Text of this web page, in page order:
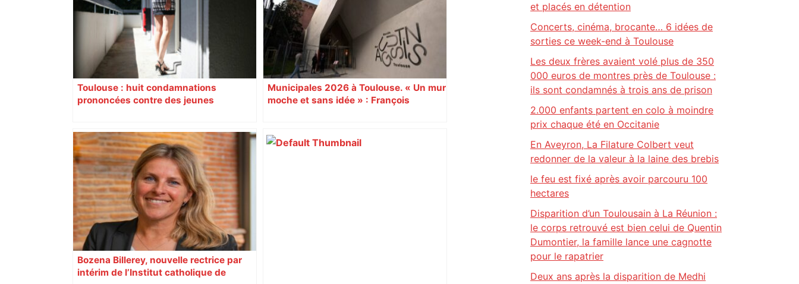
Toulouse : huit condamnations
prononcées contre des jeunes
Municipales 2026 à Toulouse. « Un mur
moche et sans idée » : François
Augustins
Bozena Billerey, nouvelle rectrice par
intérim de l’Institut catholique de
et placés en détention
Concerts, cinéma, brocante… 6 idées de
sorties ce week-end à Toulouse
Les deux frères avaient volé plus de 350
000 euros de montres près de Toulouse :
ils sont condamnés à trois ans de prison
2.000 enfants partent en colo à moindre
prix chaque été en Occitanie
En Aveyron, La Filature Colbert veut
redonner de la valeur à la laine des brebis
le feu est fixé après avoir parcouru 100
hectares
Disparition d’un Toulousain à La Réunion :
le corps retrouvé est bien celui de Quentin
Dumontier, la famille lance une cagnotte
pour le rapatrier
Deux ans après la disparition de Medhi